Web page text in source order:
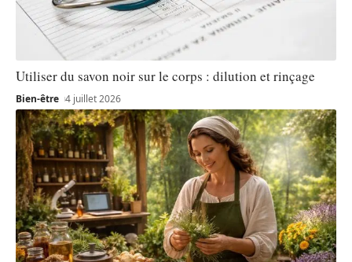
Utiliser du savon noir sur le corps : dilution et rinçage
Bien-être 4 juillet 2026